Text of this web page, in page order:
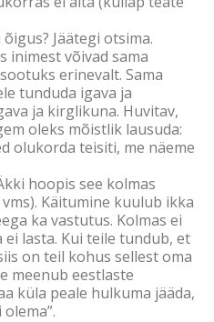
Jäätegi otsima.
inimest võivad sama
erinevalt. Sama
tunduda igava ja
ja kirglikuna. Huvitav,
oleks mõistlik lausuda:
olukorda teisiti, me näeme
hoopis see kolmas
Käitumine kuulub ikka
ka vastutus. Kolmas ei
ei lasta. Kui teile tundub, et
on teil kohus sellest oma
meenub eestlaste
küla peale hulkuma jääda,